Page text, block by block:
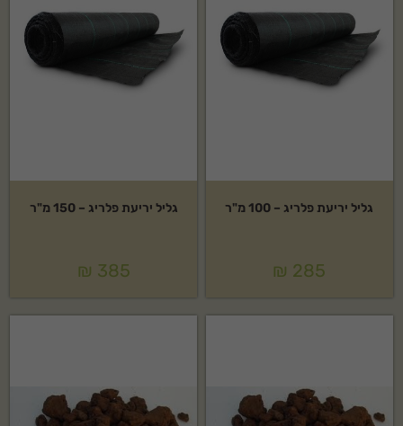
גליל יריעת פלריג – 100 מ"ר
₪ 285
גליל יריעת פלריג – 150 מ"ר
₪ 385